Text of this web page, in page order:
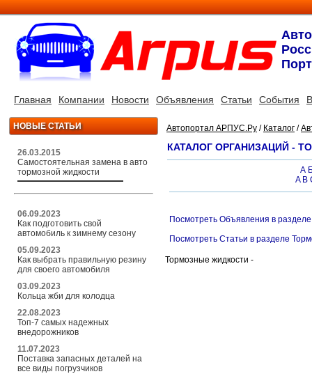
Главная Компании Новости Объявления Статьи События
НОВЫЕ СТАТЬИ
26.03.2015
Самостоятельная замена в авто
тормозной жидкости
06.09.2023
Как подготовить свой
автомобиль к зимнему сезону
05.09.2023
Как выбрать правильную резину
для своего автомобиля
03.09.2023
Кольца жби для колодца
22.08.2023
Топ-7 самых надежных
внедорожников
11.07.2023
Поставка запасных деталей на
все виды погрузчиков
Автопортал АРПУС.Ру / Каталог /
КАТАЛОГ ОРГАНИЗАЦИЙ -
А
A B
Посмотреть Объявления в
Посмотреть Статьи в разделе
Тормозные жидкости -